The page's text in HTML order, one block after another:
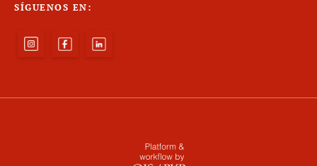
SÍGUENOS EN: